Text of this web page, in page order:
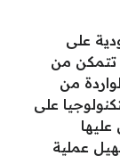
على
تتمكن من
من
على
عملية